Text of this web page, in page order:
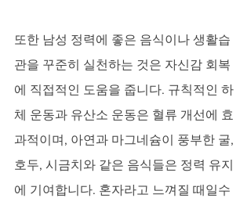
또한 남성 정력에 좋은 음식이나 생활습
관을 꾸준히 실천하는 것은 자신감 회복
에 직접적인 도움을 줍니다. 규칙적인 하
체 운동과 유산소 운동은 혈류 개선에 효
과적이며, 아연과 마그네슘이 풍부한 굴,
호두, 시금치와 같은 음식들은 정력 유지
에 기여합니다. 혼자라고 느껴질 때일수